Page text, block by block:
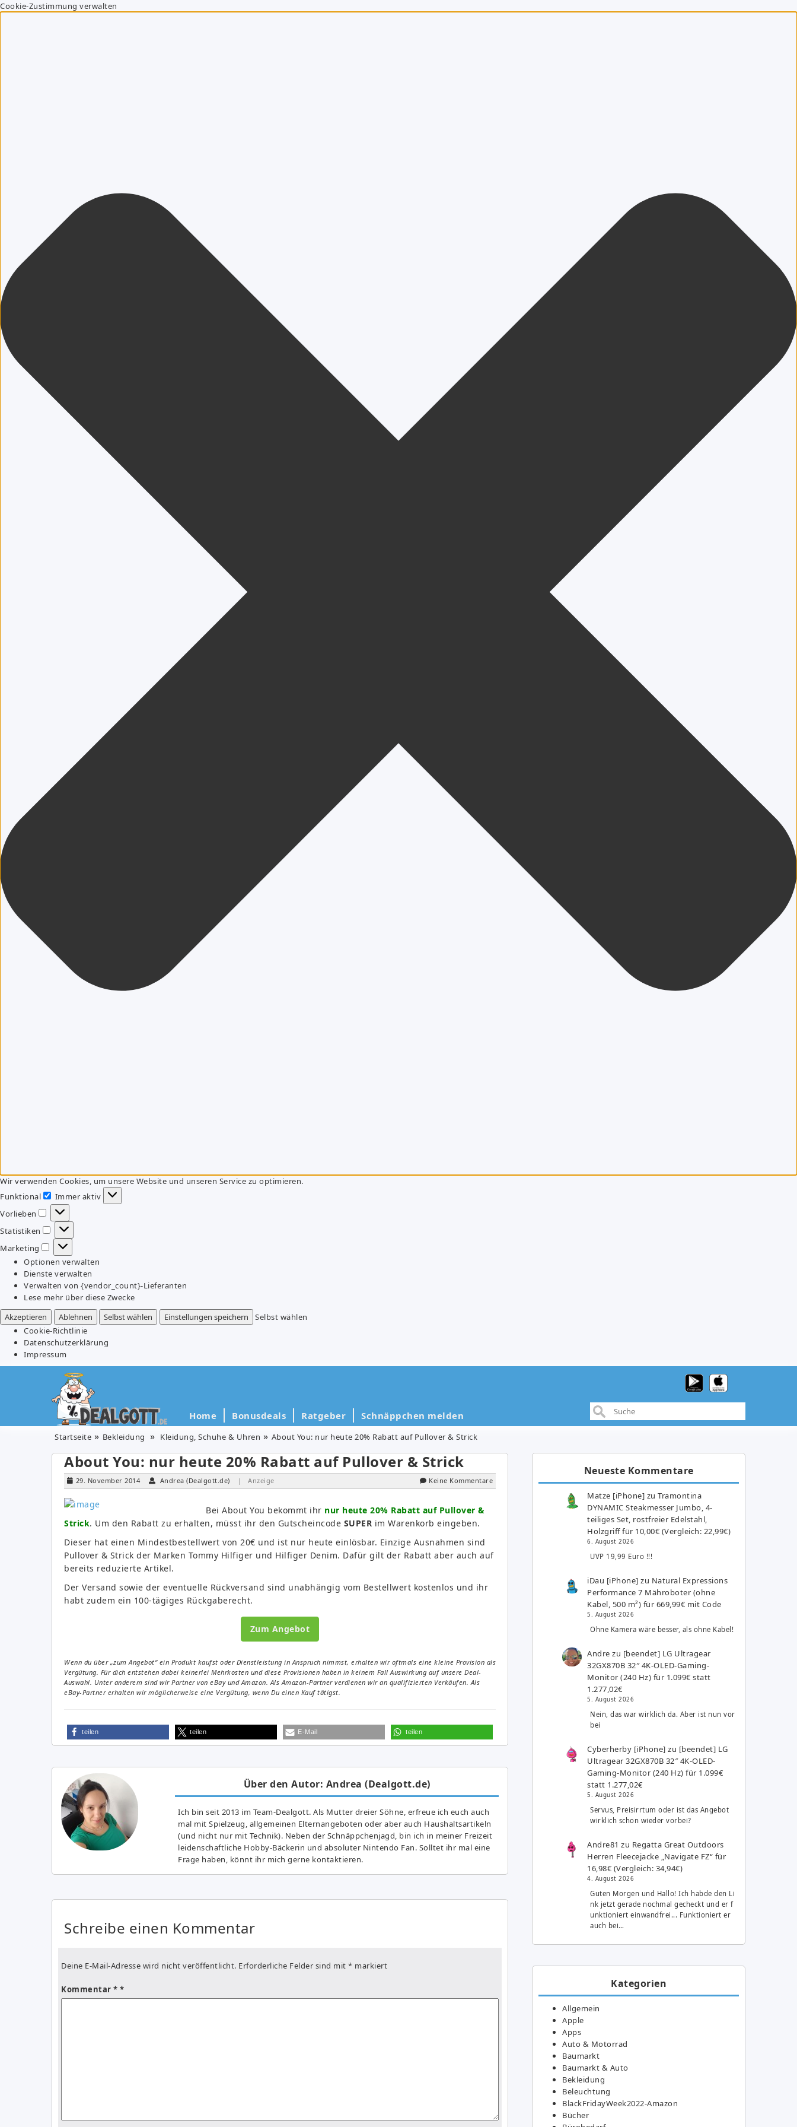
Cookie-Zustimmung verwalten
Wir verwenden Cookies, um unsere Website und unseren Service zu optimieren.
Funktional
Funktional
Immer aktiv
Vorlieben
Vorlieben
Statistiken
Statistiken
Marketing
Marketing
Optionen verwalten
Dienste verwalten
Verwalten von {vendor_count}-Lieferanten
Lese mehr über diese Zwecke
Akzeptieren
Ablehnen Selbst wählen Einstellungen speichern
Selbst wählen
Cookie-Richtlinie
Datenschutzerklärung
Impressum
Home Bonusdeals Ratgeber Schnäppchen melden
Startseite Bekleidung Kleidung, Schuhe & Uhren About You: nur heute 20% Rabatt auf Pullover & Strick
About You: nur heute 20% Rabatt auf Pullover & Strick
29. November 2014 Andrea (Dealgott.de) | Anzeige Keine Kommentare
Bei About You bekommt ihr nur heute 20% Rabatt auf Pullover &
Strick. Um den Rabatt zu erhalten, müsst ihr den Gutscheincode SUPER im Warenkorb eingeben.
Dieser hat einen Mindestbestellwert von 20€ und ist nur heute einlösbar. Einzige Ausnahmen sind
Pullover & Strick der Marken Tommy Hilfiger und Hilfiger Denim. Dafür gilt der Rabatt aber auch auf
bereits reduzierte Artikel.
Der Versand sowie der eventuelle Rückversand sind unabhängig vom Bestellwert kostenlos und ihr
habt zudem ein 100-tägiges Rückgaberecht.
Zum Angebot
Wenn du über „zum Angebot“ ein Produkt kaufst oder Dienstleistung in Anspruch nimmst, erhalten wir oftmals eine kleine Provision als
Vergütung. Für dich entstehen dabei keinerlei Mehrkosten und diese Provisionen haben in keinem Fall Auswirkung auf unsere Deal-
Auswahl. Unter anderem sind wir Partner von eBay und Amazon. Als Amazon-Partner verdienen wir an qualifizierten Verkäufen. Als
eBay-Partner erhalten wir möglicherweise eine Vergütung, wenn Du einen Kauf tätigst.
teilen teilen E-Mail teilen
Über den Autor: Andrea (Dealgott.de)
Ich bin seit 2013 im Team-Dealgott. Als Mutter dreier Söhne, erfreue ich euch auch
mal mit Spielzeug, allgemeinen Elternangeboten oder aber auch Haushaltsartikeln
(und nicht nur mit Technik). Neben der Schnäppchenjagd, bin ich in meiner Freizeit
leidenschaftliche Hobby-Bäckerin und absoluter Nintendo Fan. Solltet ihr mal eine
Frage haben, könnt ihr mich gerne kontaktieren.
Schreibe einen Kommentar
Deine E-Mail-Adresse wird nicht veröffentlicht. Erforderliche Felder sind mit * markiert
Kommentar *
Neueste Kommentare
Matze [iPhone] zuTramontina
DYNAMIC Steakmesser Jumbo, 4-
teiliges Set, rostfreier Edelstahl,
Holzgriff für 10,00€ (Vergleich: 22,99€)
6. August 2026
UVP 19,99 Euro !!!
iDau [iPhone] zu Natural Expressions
Performance 7 Mähroboter (ohne
Kabel, 500 m²) für 669,99€ mit Code
5. August 2026
Ohne Kamera wäre besser, als ohne Kabel!
Andre zu [beendet] LG Ultragear
32GX870B 32″ 4K-OLED-Gaming-
Monitor (240 Hz) für 1.099€ statt
1.277,02€
5. August 2026
Nein, das war wirklich da. Aber ist nun vor
bei
Cyberherby [iPhone] zu [beendet] LG
Ultragear 32GX870B 32″ 4K-OLED-
Gaming-Monitor (240 Hz) für 1.099€
statt 1.277,02€
5. August 2026
Servus, Preisirrtum oder ist das Angebot
wirklich schon wieder vorbei?
Andre81 zu Regatta Great Outdoors
Herren Fleecejacke „Navigate FZ“ für
16,98€ (Vergleich: 34,94€)
4. August 2026
Guten Morgen und Hallo! Ich habde den Li
nk jetzt gerade nochmal gecheckt und er f
unktioniert einwandfrei... Funktioniert er
auch bei…
Kategorien
Allgemein
Apple
Apps
Auto & Motorrad
Baumarkt
Baumarkt & Auto
Bekleidung
Beleuchtung
BlackFridayWeek2022-Amazon
Bücher